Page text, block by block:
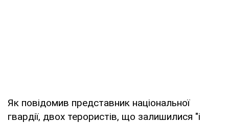
Як повідомив представник національної
гвардії, двох терористів, що залишилися "і